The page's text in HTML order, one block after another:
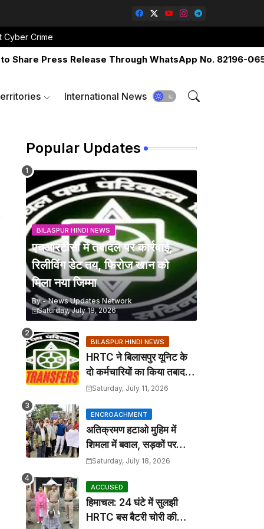
Cyber Crime
Press Release Through WhatsApp No. 82196-06517
International News
Popular Updates
BILASPUR HINDI NEWS
एचआरटीसी में तबादले पर कार्रवाई,
रिलीविंग डेट तय, फिरोज खान को
मिला नया जिम्मा
By - News Updates Network
Saturday, July 18, 2026
BILASPUR HINDI NEWS
HRTC ने बिलासपुर यूनिट के
दो कर्मचारियों का किया तबादला,
कार्यालय आदेश जारी
Saturday, July 11, 2026
ENCROACHMENT
अतिक्रमण हटाओ मुहिम में
शिमला में बवाल, सड़कों पर
कटोरा लेकर उतरे तहबाजारी
Saturday, July 18, 2026
ACCUSED
हिमाचल: 24 घंटे में सुलझी
HRTC बस बैटरी चोरी की